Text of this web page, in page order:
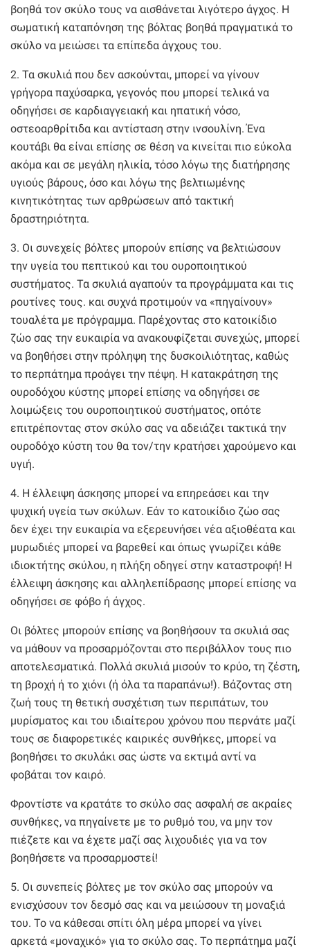
βοηθά τον σκύλο τους να αισθάνεται λιγότερο άγχος. Η
σωματική καταπόνηση της βόλτας βοηθά πραγματικά το
σκύλο να μειώσει τα επίπεδα άγχους του.
2. Τα σκυλιά που δεν ασκούνται, μπορεί να γίνουν
γρήγορα παχύσαρκα, γεγονός που μπορεί τελικά να
οδηγήσει σε καρδιαγγειακή και ηπατική νόσο,
οστεοαρθρίτιδα και αντίσταση στην ινσουλίνη. Ένα
κουτάβι θα είναι επίσης σε θέση να κινείται πιο εύκολα
ακόμα και σε μεγάλη ηλικία, τόσο λόγω της διατήρησης
υγιούς βάρους, όσο και λόγω της βελτιωμένης
κινητικότητας των αρθρώσεων από τακτική
δραστηριότητα.
3. Οι συνεχείς βόλτες μπορούν επίσης να βελτιώσουν
την υγεία του πεπτικού και του ουροποιητικού
συστήματος. Τα σκυλιά αγαπούν τα προγράμματα και τις
ρουτίνες τους. και συχνά προτιμούν να «πηγαίνουν»
τουαλέτα με πρόγραμμα. Παρέχοντας στο κατοικίδιο
ζώο σας την ευκαιρία να ανακουφίζεται συνεχώς, μπορεί
να βοηθήσει στην πρόληψη της δυσκοιλιότητας, καθώς
το περπάτημα προάγει την πέψη. Η κατακράτηση της
ουροδόχου κύστης μπορεί επίσης να οδηγήσει σε
λοιμώξεις του ουροποιητικού συστήματος, οπότε
επιτρέποντας στον σκύλο σας να αδειάζει τακτικά την
ουροδόχο κύστη του θα τον/την κρατήσει χαρούμενο και
υγιή.
4. Η έλλειψη άσκησης μπορεί να επηρεάσει και την
ψυχική υγεία των σκύλων. Εάν το κατοικίδιο ζώο σας
δεν έχει την ευκαιρία να εξερευνήσει νέα αξιοθέατα και
μυρωδιές μπορεί να βαρεθεί και όπως γνωρίζει κάθε
ιδιοκτήτης σκύλου, η πλήξη οδηγεί στην καταστροφή! Η
έλλειψη άσκησης και αλληλεπίδρασης μπορεί επίσης να
οδηγήσει σε φόβο ή άγχος.
Οι βόλτες μπορούν επίσης να βοηθήσουν τα σκυλιά σας
να μάθουν να προσαρμόζονται στο περιβάλλον τους πιο
αποτελεσματικά. Πολλά σκυλιά μισούν το κρύο, τη ζέστη,
τη βροχή ή το χιόνι (ή όλα τα παραπάνω!). Βάζοντας στη
ζωή τους τη θετική συσχέτιση των περιπάτων, του
μυρίσματος και του ιδιαίτερου χρόνου που περνάτε μαζί
τους σε διαφορετικές καιρικές συνθήκες, μπορεί να
βοηθήσει το σκυλάκι σας ώστε να εκτιμά αντί να
φοβάται τον καιρό.
Φροντίστε να κρατάτε το σκύλο σας ασφαλή σε ακραίες
συνθήκες, να πηγαίνετε με το ρυθμό του, να μην τον
πιέζετε και να έχετε μαζί σας λιχουδιές για να τον
βοηθήσετε να προσαρμοστεί!
5. Οι συνεπείς βόλτες με τον σκύλο σας μπορούν να
ενισχύσουν τον δεσμό σας και να μειώσουν τη μοναξιά
του. Το να κάθεσαι σπίτι όλη μέρα μπορεί να γίνει
αρκετά «μοναχικό» για το σκύλο σας. Το περπάτημα μαζί